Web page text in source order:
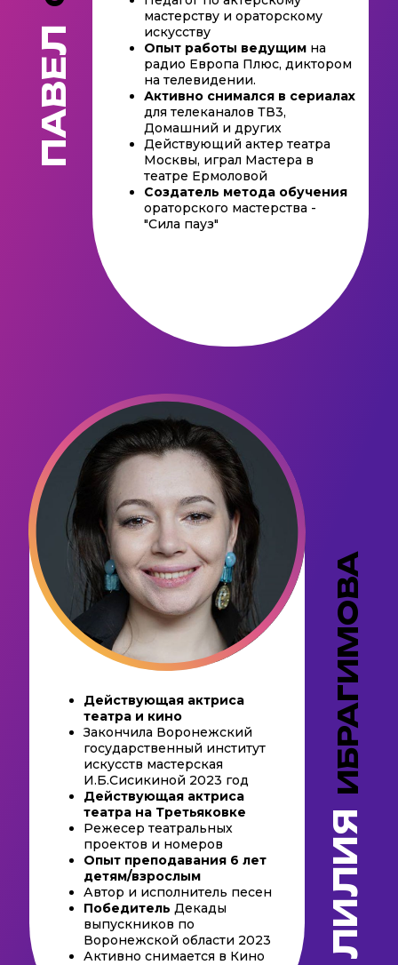
ПАВЕЛ
Действующая актриса
театра и кино
Закончила Воронежский
государственный институт
искусств мастерская
И.Б.Сисикиной 2023 год
Действующая актриса
театра на Третьяковке
Режесер театральных
проектов и номеров
Опыт преподавания 6 лет
детям/взрослым
Автор и исполнитель песен
Победитель Декады
выпускников по
Воронежской области 2023
Активно снимается в Кино
ИБРАГИМОВА
ЛИЛИЯ
мастерству и ораторскому
искусству
Опыт работы ведущим на
радио Европа Плюс, диктором
на телевидении.
Активно снимался в сериалах
для телеканалов ТВ3,
Домашний и других
Действующий актер театра
Москвы, играл Мастера в
театре Ермоловой
Создатель метода обучения
ораторского мастерства -
"Сила пауз"